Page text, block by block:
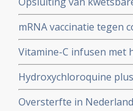
genadeloze analyse
de slechtst mogelijke
mRNA vaccinatie tegen
natuurlijke infectie met
Vitamine-C infusen met
besmet met het corona
Studie.
Hydroxychloroquine
coronavirus
Belgische studie
Oversterfte in